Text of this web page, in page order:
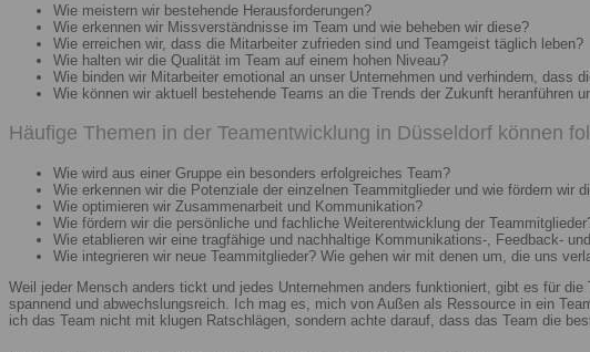
Wie meistern wir bestehende Herausforderungen?
Wie erkennen wir Missverständnisse im Team und wie beheben wir diese?
Wie erreichen wir, dass die Mitarbeiter zufrieden sind und Teamgeist täglich leben?
Wie halten wir die Qualität im Team auf einem hohen Niveau?
Wie binden wir Mitarbeiter emotional an unser Unternehmen und verhindern, dass
Wie können wir aktuell bestehende Teams an die Trends der Zukunft heranführen
Häufige Themen in der Teamentwicklung in Düsseldorf können
Wie wird aus einer Gruppe ein besonders erfolgreiches Team?
Wie erkennen wir die Potenziale der einzelnen Teammitglieder und wie fördern wir
Wie optimieren wir Zusammenarbeit und Kommunikation?
Wie fördern wir die persönliche und fachliche Weiterentwicklung der
Wie etablieren wir eine tragfähige und nachhaltige Kommunikations-, Feedback-
Wie integrieren wir neue Teammitglieder? Wie gehen wir mit denen um, die uns
Weil jeder Mensch anders tickt und jedes Unternehmen anders funktioniert, gibt es für
spannend und abwechslungsreich. Ich mag es, mich von Außen als Ressource in ein
ich das Team nicht mit klugen Ratschlägen, sondern achte darauf, dass das Team die